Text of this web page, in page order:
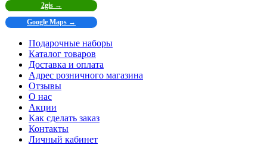
2gis →
Google Maps →
Подарочные наборы
Каталог товаров
Доставка и оплата
Адрес розничного магазина
Отзывы
О нас
Акции
Как сделать заказ
Контакты
Личный кабинет